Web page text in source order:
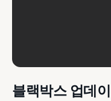
블랙박스 업데